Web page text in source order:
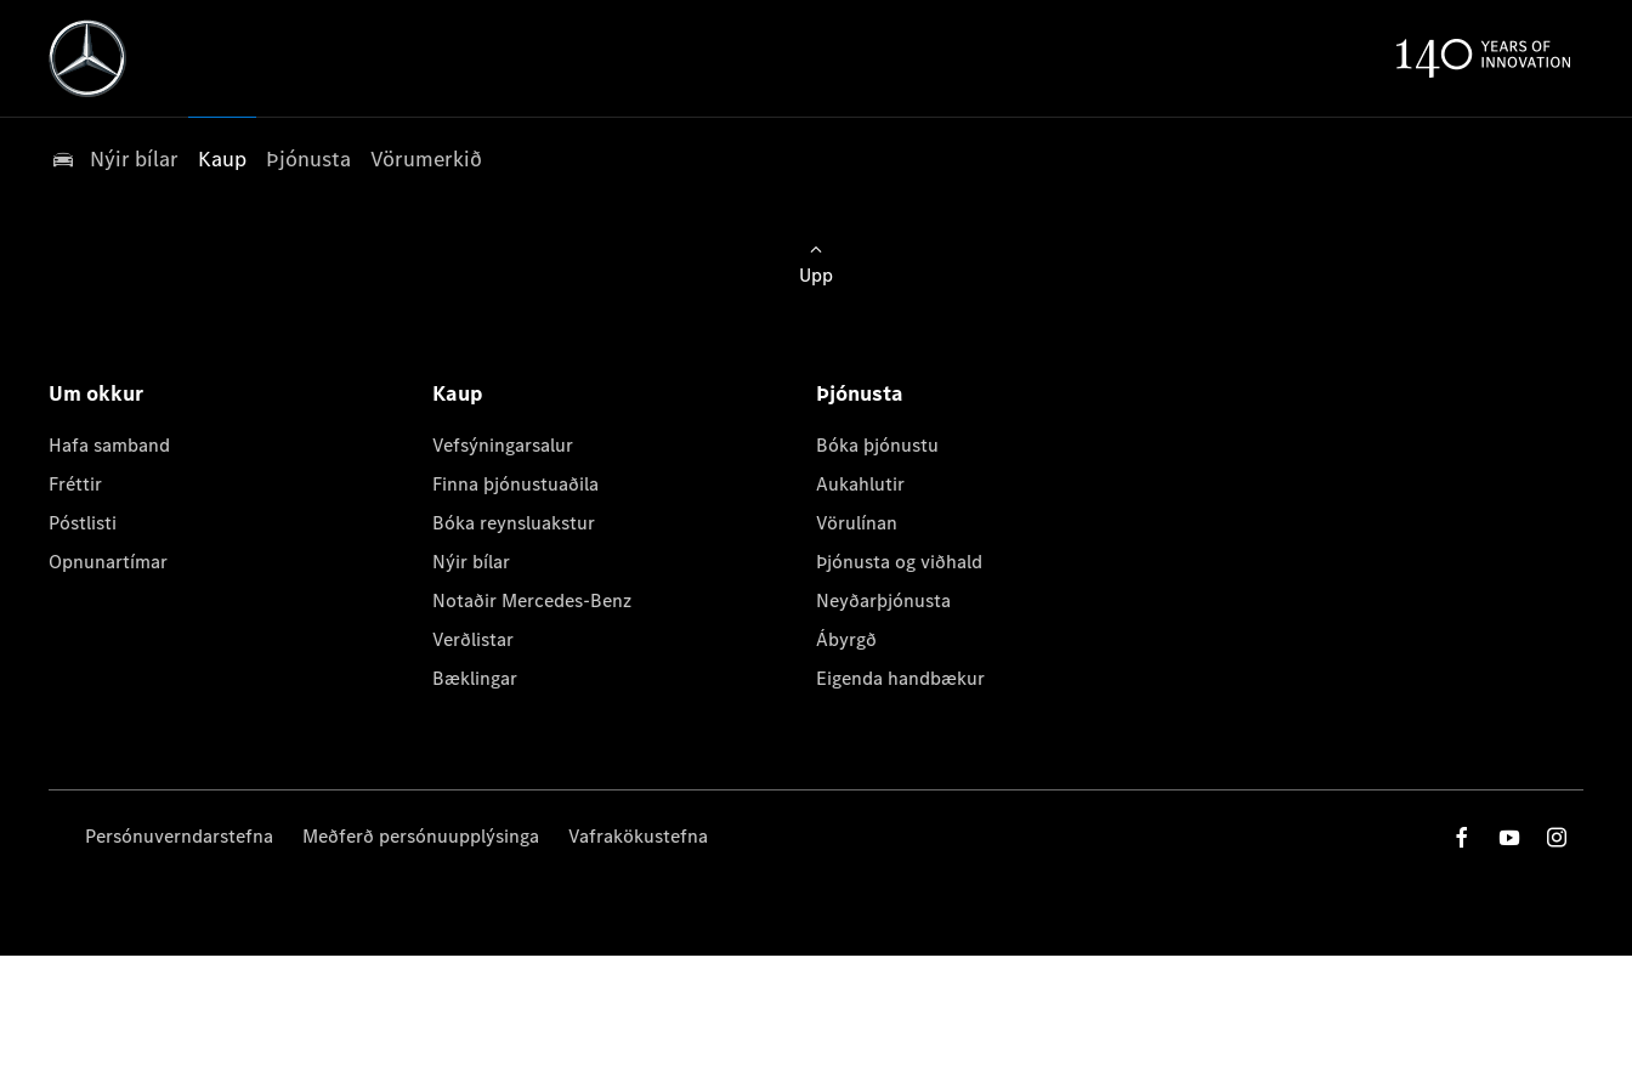
Nýir bílar Kaup Þjónusta Vörumerkið
Upp
Um okkur
Hafa samband
Fréttir
Póstlisti
Opnunartímar
Kaup
Vefsýningarsalur
Finna þjónustuaðila
Bóka reynsluakstur
Nýir bílar
Notaðir Mercedes-Benz
Verðlistar
Bæklingar
Þjónusta
Bóka þjónustu
Aukahlutir
Vörulínan
Þjónusta og viðhald
Neyðarþjónusta
Ábyrgð
Eigenda handbækur
Persónuverndarstefna Meðferð persónuupplýsinga Vafrakökustefna